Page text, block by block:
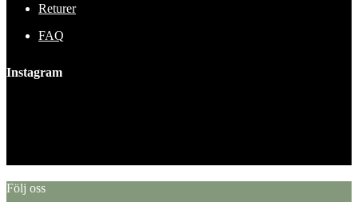
Returer
FAQ
Instagram
Följ oss